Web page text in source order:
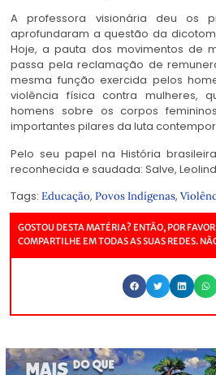
A professora visionária deu os
aprofundaram a questão da
Hoje, a pauta dos movimentos de
passa pela reclamação de
mesma função exercida pelos
violência física contra mulheres,
homens sobre os corpos
importantes pilares da luta
Pelo seu papel na História
reconhecida e saudada: Salve,
Tags: Educação, Povos Indígenas,
GOSTOU DESTA MATÉRIA? ENTÃO, POR
COMPARTILHE EM TODAS AS SUAS REDES.